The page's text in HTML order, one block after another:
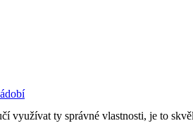
využívat ty správné vlastnosti, je to